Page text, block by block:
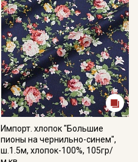
Импорт. хлопок "Большие
пионы на чернильно-синем",
ш.1.5м, хлопок-100%, 105гр/